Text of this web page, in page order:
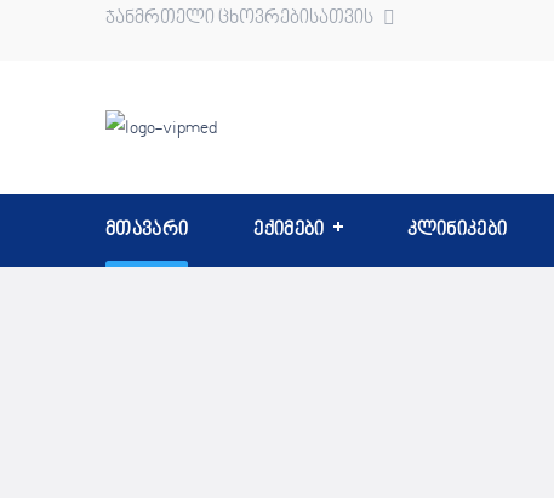
ჯანმრთელი ცხოვრებისათვის
მთავარი ექიმები კლინიკები